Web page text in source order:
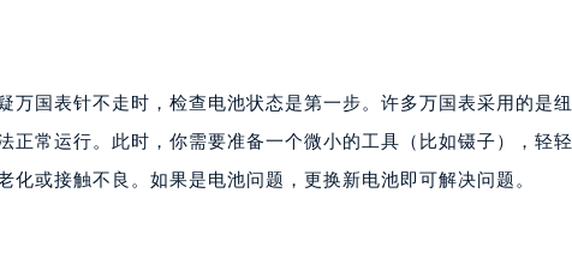
国表针不走时，检查电池状态是第一步。许多万国表采用的是纽
常运行。此时，你需要准备一个微小的工具（比如镊子），轻轻
或接触不良。如果是电池问题，更换新电池即可解决问题。